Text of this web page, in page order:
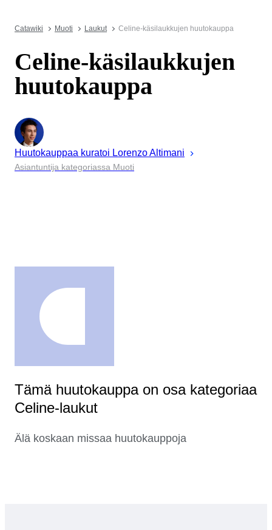
Catawiki Muoti Laukut Celine-käsilaukkujen huutokauppa
Celine-käsilaukkujen
huutokauppa
Huutokauppaa kuratoi LorenzoAltimani
Asiantuntija kategoriassa Muoti
Tämä huutokauppa on osa kategoriaa
Celine-laukut
Älä koskaan missaa huutokauppoja